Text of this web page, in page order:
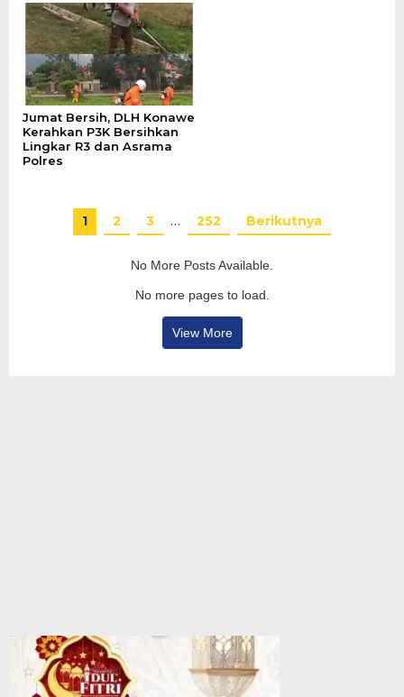
Jumat Bersih, DLH Konawe
Kerahkan P3K Bersihkan
Lingkar R3 dan Asrama
Polres
1 2 3 … 252 Berikutnya
No More Posts Available.
No more pages to load.
View More